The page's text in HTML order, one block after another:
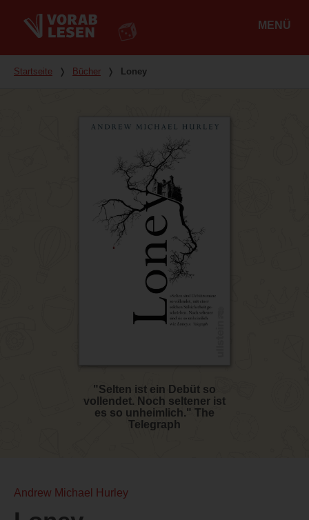
MENÜ
Du bist hier
Startseite ❭ Bücher ❭ Loney
"Selten ist ein Debüt so
vollendet. Noch seltener ist
es so unheimlich." The
Telegraph
Andrew Michael Hurley